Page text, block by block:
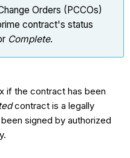
Orders (PCCOs)
contract's status
Complete.
if the contract has been
contract is a legally
signed by authorized